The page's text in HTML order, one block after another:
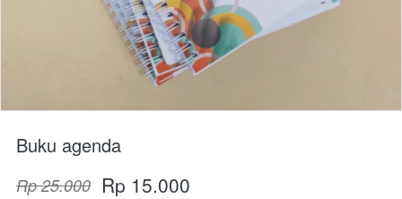
Buku agenda
Rp 25.000 Rp 15.000